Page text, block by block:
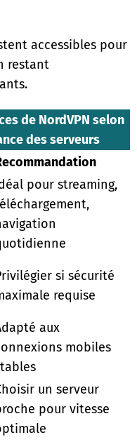
accessibles pour
restant
de NordVPN selon
des serveurs
pour streaming,
si sécurité
requise
aux
mobiles
un serveur
pour vitesse